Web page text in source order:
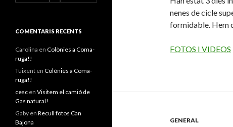
nenes de cicle
formidable. Hem
FOTOS I VIDEOS
GENERAL
COMENTARIS RECENTS
Carolina en Colònies a Coma-
ruga!!
Tuixent en Colònies a Coma-
ruga!!
cesc en Visitem el camió de
Gas natural!
Gaby en Recull fotos Can
Bajona